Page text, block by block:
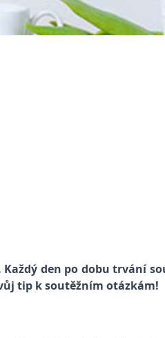
den po dobu trvání
tip k soutěžním otázkám!